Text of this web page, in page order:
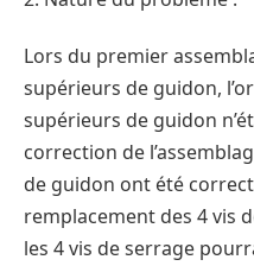
Lors du premier
supérieurs de guidon,
supérieurs de guidon
correction de
de guidon ont été
remplacement des 4 vis
les 4 vis de serrage